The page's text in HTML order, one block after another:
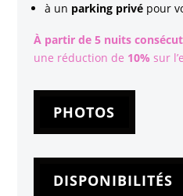
à un parking privépour
À partir de 5 nuits
une réduction de 10% sur
PHOTOS
DISPONIBILITÉS